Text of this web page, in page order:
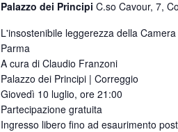
Palazzo dei Principi C.so Cavour, 7,
L'insostenibile leggerezza della
Parma
A cura di Claudio Franzoni
Palazzo dei Principi | Correggio
Giovedì 10 luglio, ore 21:00
Partecipazione gratuita
Ingresso libero fino ad esaurimento